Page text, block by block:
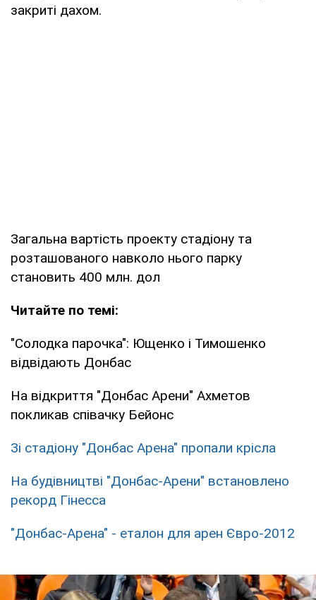
закриті дахом.
Загальна вартість проекту стадіону та
розташованого навколо нього парку
становить 400 млн. дол
Читайте по темі:
"Солодка парочка": Ющенко і Тимошенко
відвідають Донбас
На відкриття "Донбас Арени" Ахметов
покликав співачку Бейонс
Зі стадіону "Донбас Арена" пропали крісла
На будівництві "Донбас-Арени" встановлено
рекорд Гінесса
"Донбас-Арена" - еталон для арен Євро-2012